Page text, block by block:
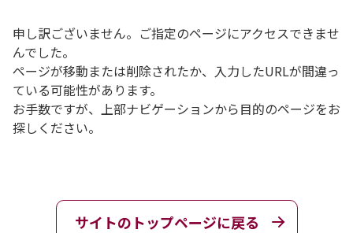
申し訳ございません。ご指定のページにアクセスできませ
んでした。
ページが移動または削除されたか、入力したURLが間違っ
ている可能性があります。
お手数ですが、上部ナビゲーションから目的のページをお
探しください。
サイトのトップページに戻る